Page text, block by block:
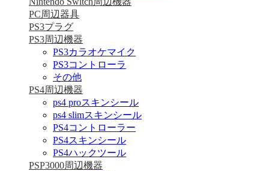
PC周辺器具
PS3プラグ
PS3周辺機器
PS3カラオケマイク
PS3コントローラ
その他
PS4周辺機器
ps4 proスキンシール
ps4 slimスキンシール
PS4コントローラー
PS4スキンシール
PS4ハックツール
PSP3000周辺機器